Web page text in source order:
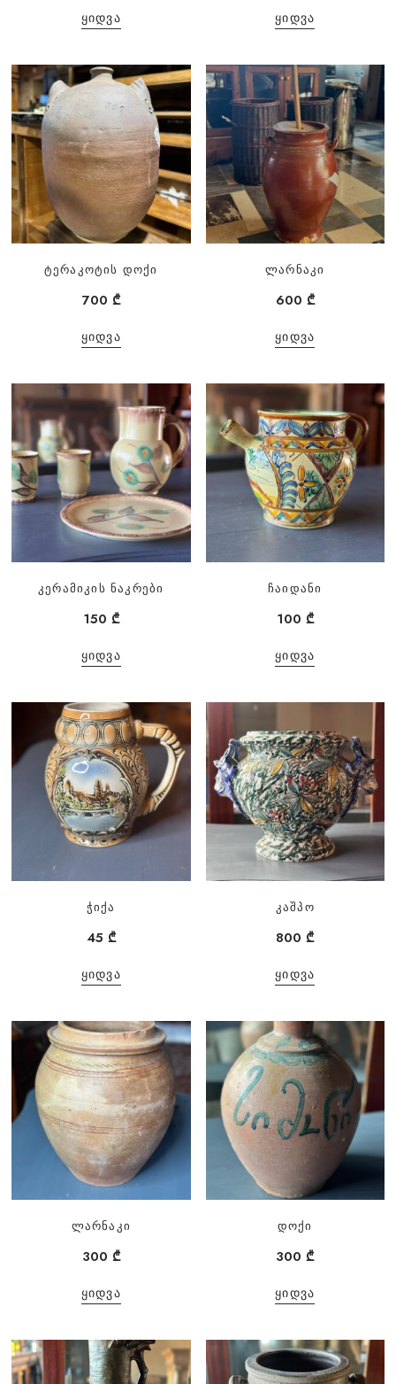
ᲧᲘᲓᲕᲐ ᲧᲘᲓᲕᲐ
ტერაკოტის დოქი
700 ₾
ᲧᲘᲓᲕᲐ
ლარნაკი
600 ₾
ᲧᲘᲓᲕᲐ
კერამიკის ნაკრები
150 ₾
ᲧᲘᲓᲕᲐ
ჩაიდანი
100 ₾
ᲧᲘᲓᲕᲐ
ჭიქა
45 ₾
ᲧᲘᲓᲕᲐ
კაშპო
800₾
ᲧᲘᲓᲕᲐ
ლარნაკი
300 ₾
ᲧᲘᲓᲕᲐ
დოქი
300₾
ᲧᲘᲓᲕᲐ